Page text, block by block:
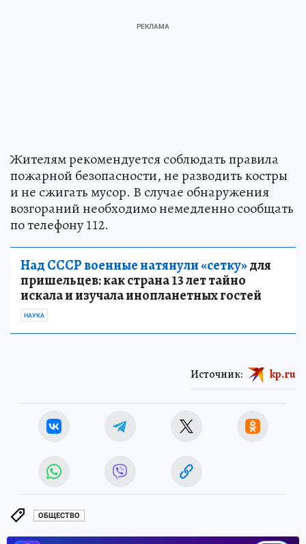
Жителям рекомендуется соблюдать правила
пожарной безопасности, не разводить костры
и не сжигать мусор. В случае обнаружения
возгораний необходимо немедленно сообщать
по телефону 112.
Над СССР военные натянули «сетку»для
пришельцев: как страна 13 лет тайно
искала и изучала инопланетных гостей
НАУКА
Источник: kp.ru
ОБЩЕСТВО